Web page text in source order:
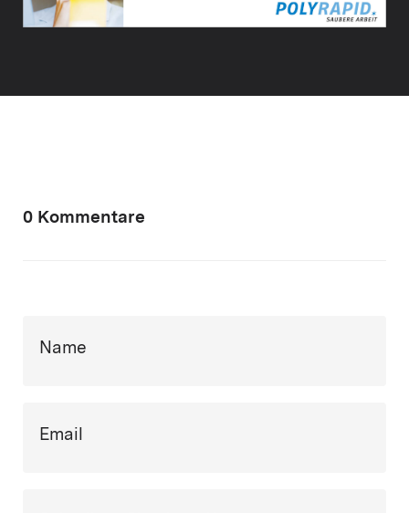
0 Kommentare
Name
Email